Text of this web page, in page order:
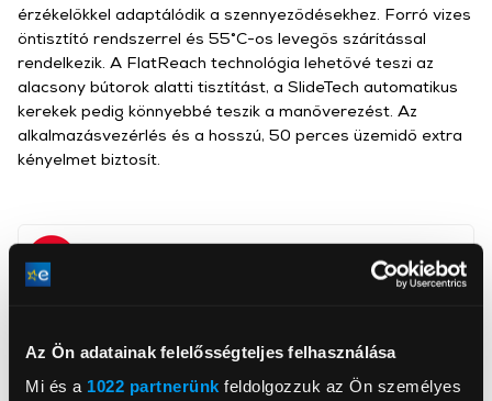
Az Ön adatainak felelősségteljes felhasználása
Mi és a 1022 partnerünk feldolgozzuk az Ön személyes
support@roborock-eu.com
40591, Düsseldorf, Harffstrasse 47
érzékelőkkel adaptálódik a szennyeződésekhez. Forró vizes
öntisztító rendszerrel és 55°C-os levegős szárítással
rendelkezik. A FlatReach technológia lehetővé teszi az
alacsony bútorok alatti tisztítást, a SlideTech automatikus
kerekek pedig könnyebbé teszik a manőverezést. Az
alkalmazásvezérlés és a hosszú, 50 perces üzemidő extra
kényelmet biztosít.